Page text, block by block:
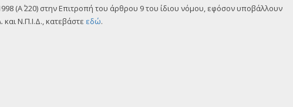
(Α΄ 220) στην Επιτροπή του άρθρου 9 του ίδιου νόμου, εφόσον υποβάλλουν
Ν.Π.Ι.Δ., κατεβάστε εδώ.